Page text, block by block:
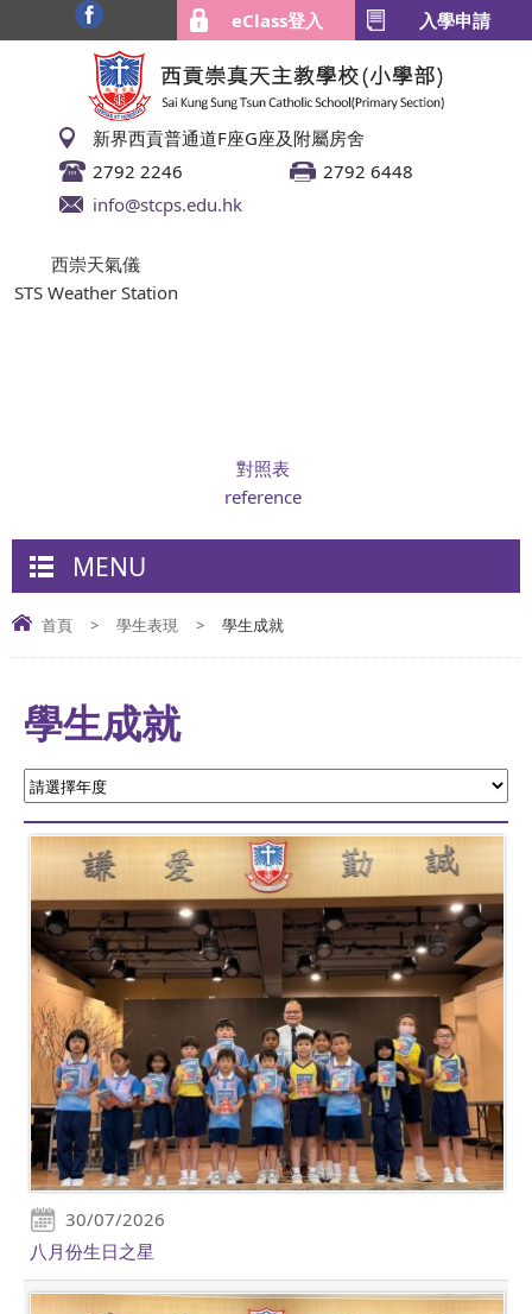
eClass登入 入學申請
新界西貢普通道F座G座及附屬房舍
2792 2246
2792 6448
info@stcps.edu.hk
西崇天氣儀
STS Weather Station
對照表
reference
MENU
首頁 > 學生表現 > 學生成就
學生成就
30/07/2026
八月份生日之星